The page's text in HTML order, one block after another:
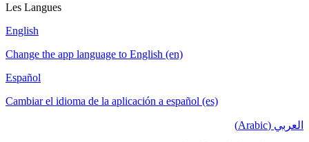
Les Langues
English
Change the app language to English (en)
Español
Cambiar el idioma de la aplicación a español (es)
العربي (Arabic)